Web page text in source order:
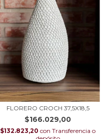
FLORERO CROCH 37,5X18,5
$166.029,00
$132.823,20 con Transferencia o